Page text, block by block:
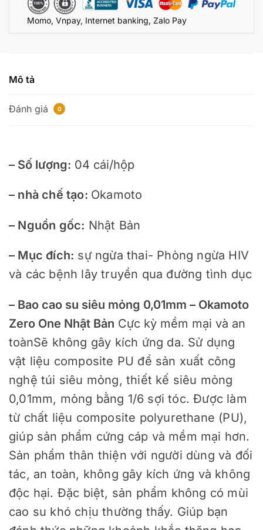
Momo, Vnpay, Internet banking, Zalo Pay
Mô tả
Đánh giá 0
– Số lượng: 04 cái/hộp
– nhà chế tạo: Okamoto
– Nguồn gốc: Nhật Bản
– Mục đích: sự ngừa thai- Phòng ngừa HIV
và các bệnh lây truyền qua đường tình dục
– Bao cao su siêu mỏng 0,01mm – Okamoto
Zero One Nhật Bản Cực kỳ mềm mại và an
toànSẽ không gây kích ứng da. Sử dụng
vật liệu composite PU để sản xuất công
nghệ túi siêu mỏng, thiết kế siêu mỏng
0,01mm, mỏng bằng 1/6 sợi tóc. Được làm
từ chất liệu composite polyurethane (PU),
giúp sản phẩm cứng cáp và mềm mại hơn.
Sản phẩm thân thiện với người dùng và đối
tác, an toàn, không gây kích ứng và không
độc hại. Đặc biệt, sản phẩm không có mùi
cao su khó chịu thường thấy. Giúp bạn